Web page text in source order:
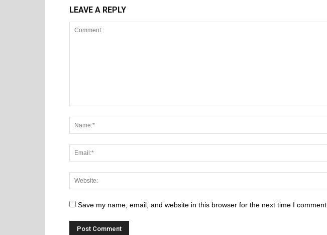
LEAVE A REPLY
Save my name, email, and website in this browser for the next time I comment.